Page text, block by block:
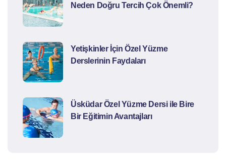
Neden Doğru Tercih Çok Önemli?
Yetişkinler İçin Özel Yüzme
Derslerinin Faydaları
Üsküdar Özel Yüzme Dersi ile Bire
Bir Eğitimin Avantajları